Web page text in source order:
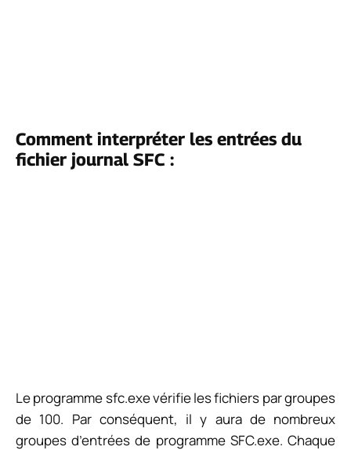
Comment interpréter les entrées du
fichier journal SFC :
Le programme sfc.exe vérifie les fichiers par groupes
de 100. Par conséquent, il y aura de nombreux
groupes d’entrées de programme SFC.exe. Chaque